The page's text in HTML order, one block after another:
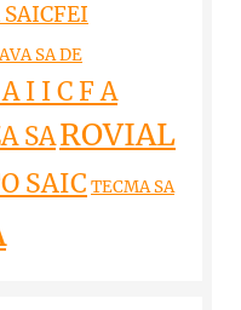
SA DE
I I C F A
SAROVIAL
SAIC TECMA SA